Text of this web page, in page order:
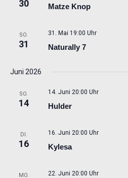
30 Matze Knop
SO.
31 Naturally 7
31. Mai 19:00 Uhr
Juni 2026
SO.
14 Hulder
14. Juni 20:00 Uhr
DI.
16 Kylesa
16. Juni 20:00 Uhr
MO. 22. Juni 20:00 Uhr